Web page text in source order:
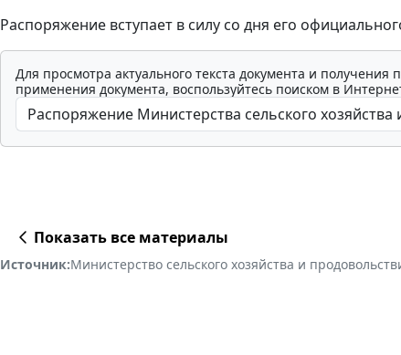
Распоряжение вступает в силу со дня его
Для просмотра актуального текста документа и
применения документа, воспользуйтесь поиском в
Показать все материалы
Источник:Министерство сельского хозяйства и